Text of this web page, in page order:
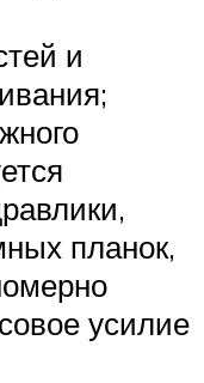
и
планок,
усилие